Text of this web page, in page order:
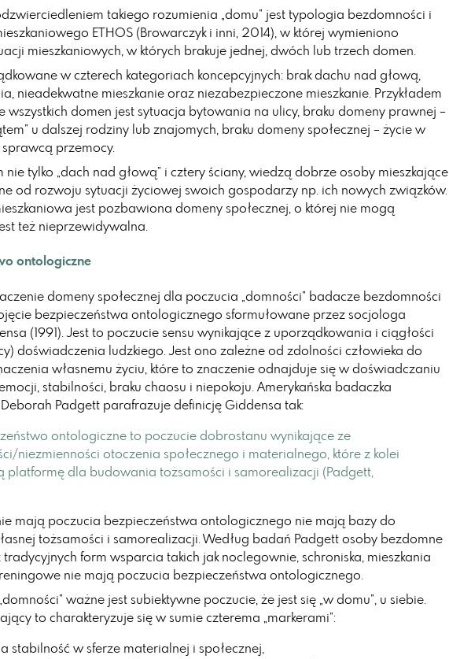
takiego rozumienia „domu” jest typologia bezdomności i
ETHOS (Browarczyk i inni, 2014), w której wymieniono
mieszkaniowych, w których brakuje jednej, dwóch lub trzech domen.
w czterech kategoriach koncepcyjnych: brak dachu nad głową,
nieadekwatne mieszkanie oraz niezabezpieczone mieszkanie. Przykładem
wszystkich domen jest sytuacja bytowania na ulicy, braku domeny prawnej –
u dalszej rodziny lub znajomych, braku domeny społecznej – życie w
sprawcą przemocy.
nie tylko „dach nad głową” i cztery ściany, wiedzą dobrze osoby mieszkające
od rozwoju sytuacji życiowej swoich gospodarzy np. ich nowych związków.
jest pozbawiona domeny społecznej, o której nie mogą
też nieprzewidywalna.
ontologiczne
domeny społecznej dla poczucia „domności” badacze bezdomności
bezpieczeństwa ontologicznego sformułowane przez socjologa
(1991). Jest to poczucie sensu wynikające z uporządkowania i ciągłości
doświadczenia ludzkiego. Jest ono zależne od zdolności człowieka do
własnemu życiu, które to znaczenie odnajduje się w doświadczaniu
stabilności, braku chaosu i niepokoju. Amerykańska badaczka
Padgett parafrazuje definicję Giddensa tak:
ontologiczne to poczucie dobrostanu wynikające ze
niezmienności otoczenia społecznego i materialnego, które z kolei
platformę dla budowania tożsamości i samorealizacji (Padgett,
mają poczucia bezpieczeństwa ontologicznego nie mają bazy do
tożsamości i samorealizacji. Według badań Padgett osoby bezdomne
tradycyjnych form wsparcia takich jak noclegownie, schroniska, mieszkania
nie mają poczucia bezpieczeństwa ontologicznego.
ważne jest subiektywne poczucie, że jest się „w domu”, u siebie.
to charakteryzuje się w sumie czterema „markerami”:
stabilność w sferze materialnej i społecznej,